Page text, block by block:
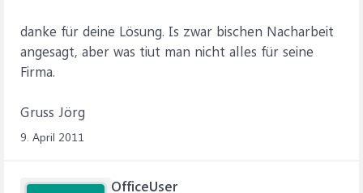
danke für deine Lösung. Is zwar bischen Nacharbeit
angesagt, aber was tiut man nicht alles für seine
Firma.
Gruss Jörg
9. April 2011
OfficeUser